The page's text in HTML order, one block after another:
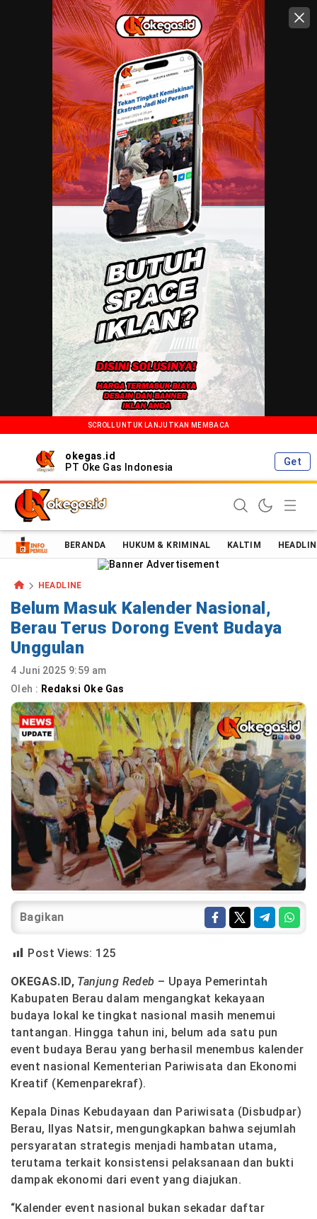
SCROLL UNTUK LANJUTKAN MEMBACA
okegas.id
PT Oke Gas Indonesia
Get
Oke Gas Indonesia | Energi Positif Informasi Terkini!
BERANDA HUKUM & KRIMINAL KALTIM
HEADLINE
Belum Masuk Kalender Nasional,
Berau Terus Dorong Event Budaya
Unggulan
4 Juni 2025 9:59 am
Oleh : Redaksi Oke Gas
Bagikan
Post Views: 125
OKEGAS.ID, Tanjung Redeb – Upaya Pemerintah
Kabupaten Berau dalam mengangkat kekayaan
budaya lokal ke tingkat nasional masih menemui
tantangan. Hingga tahun ini, belum ada satu pun
event budaya Berau yang berhasil menembus kalender
event nasional Kementerian Pariwisata dan Ekonomi
Kreatif (Kemenparekraf).
Kepala Dinas Kebudayaan dan Pariwisata (Disbudpar)
Berau, Ilyas Natsir, mengungkapkan bahwa sejumlah
persyaratan strategis menjadi hambatan utama,
terutama terkait konsistensi pelaksanaan dan bukti
dampak ekonomi dari event yang diajukan.
“Kalender event nasional bukan sekadar daftar